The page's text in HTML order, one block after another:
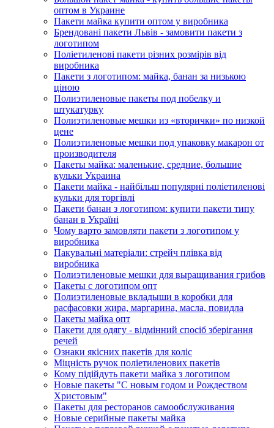
оптом в Украине
Пакети майка купити оптом у виробника
Брендовані пакети Львів - замовити пакети з
логотипом
Поліетиленові пакети різних розмірів від
виробника
Пакети з логотипом: майка, банан за низькою
ціною
Полиэтиленовые пакеты под побелку и
штукатурку
Полиэтиленовые мешки из «вторички» по низкой
цене
Полиэтиленовые мешки под упаковку макарон от
производителя
Пакеты майка: маленькие, средние, большие
кульки Украина
Пакети майка - найбільш популярні поліетиленові
кульки для торгівлі
Пакети банан з логотипом: купити пакети типу
банан в Україні
Чому варто замовляти пакети з логотипом у
виробника
Пакувальні матеріали: стрейч плівка від
виробника
Полиэтиленовые мешки для выращивания грибов
Пакеты с логотипом опт
Полиэтиленовые вкладыши в коробки для
расфасовки жира, маргарина, масла, повидла
Пакеты майка опт
Пакети для одягу - відмінний спосіб зберігання
речей
Ознаки якісних пакетів для коліс
Міцність ручок поліетиленових пакетів
Кому підійдуть пакети майка з логотипом
Новые пакеты "С новым годом и Рождеством
Христовым"
Пакеты для ресторанов самообслуживания
Новые серийные пакеты майка